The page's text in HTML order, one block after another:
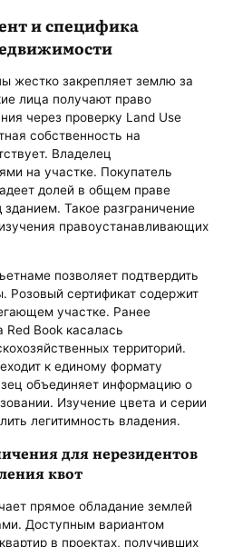
и специфика
жестко закрепляет землю за
лица получают право
через проверку Land Use
собственность на
Владелец
на участке. Покупатель
долей в общем праве
Такое разграничение
правоустанавливающих
позволяет подтвердить
Розовый сертификат содержит
участке. Ранее
Book касалась
территорий.
к единому формату
объединяет информацию о
Изучение цвета и серии
легитимность владения.
для нерезидентов
квот
прямое обладание землей
Доступным вариантом
в проектах, получивших